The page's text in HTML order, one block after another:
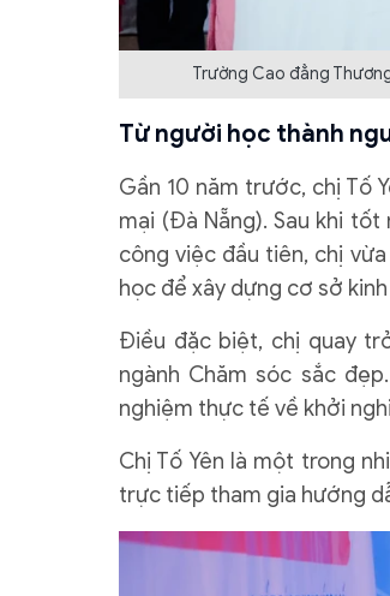
Trường Cao đẳng
Từ người học thành
Gần 10 năm trước, chị Tố
mại (Đà Nẵng). Sau khi
công việc đầu tiên, chị
học để xây dựng cơ sở
Điều đặc biệt, chị quay
ngành Chăm sóc sắc
nghiệm thực tế về khởi
Chị Tố Yên là một trong
trực tiếp tham gia hướng